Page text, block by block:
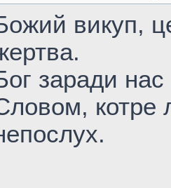
викуп,
заради
котре